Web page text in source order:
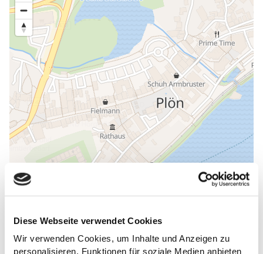
Diese Webseite verwendet Cookies
Wir verwenden Cookies, um Inhalte und Anzeigen zu
personalisieren, Funktionen für soziale Medien anbieten
ALLGEMEINE INFORMATIONEN